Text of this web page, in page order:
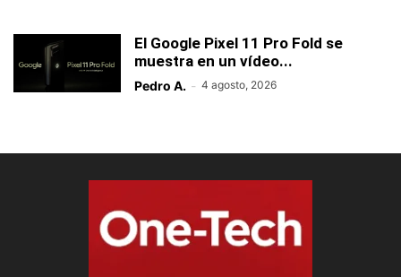
El Google Pixel 11 Pro Fold se
muestra en un vídeo...
Pedro A. - 4 agosto, 2026